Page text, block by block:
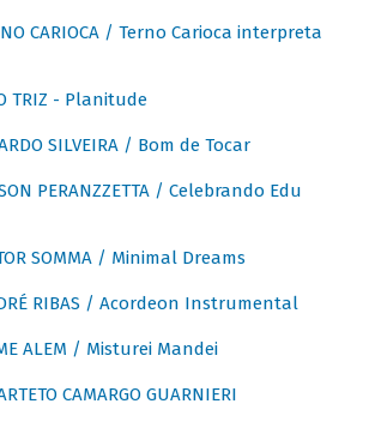
CARIOCA / Terno Carioca interpreta
TRIZ - Planitude
SILVEIRA / Bom de Tocar
PERANZZETTA / Celebrando Edu
SOMMA / Minimal Dreams
RIBAS / Acordeon Instrumental
ALEM / Misturei Mandei
CAMARGO GUARNIERI